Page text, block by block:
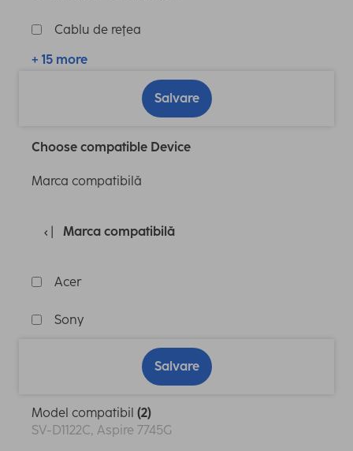
Cablu de reţea
+ 15 more
Salvare
Choose compatible Device
Marca compatibilă
Marca compatibilă
Acer
Sony
Salvare
Model compatibil (2)
SV-D1122C, Aspire 7745G